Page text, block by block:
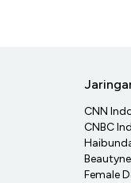
CNN
CNBC
Female